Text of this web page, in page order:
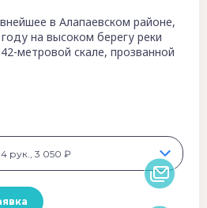
в Алапаевском районе,
на высоком берегу реки
метровой скале, прозванной
рук., 3 050 ₽